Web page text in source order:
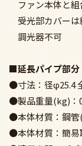
WF 719・WF
ファン本体と組
受光部カバーは
■延長パイプ部分
●寸法：径φ25.4
●製品重量(kg)：
●本体材質：鋼管(